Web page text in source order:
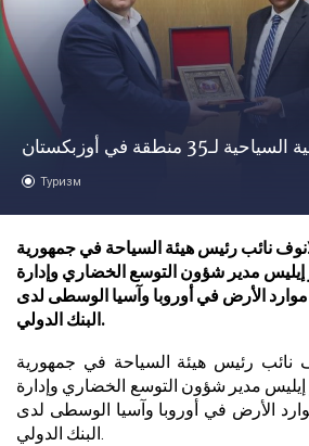
منطقة في أوزبكستان
Туризм
نائب رئيس هيئة السياحة في جمهورية
إيليس مدير شؤون التوسع الخضاري وإدارة
الأرض في أوروبا وآسيا الوسطى لدى
البنك الدولي.
نائب رئيس هيئة السياحة في جمهورية
مدير شؤون التوسع الخضاري وإدارة
الأرض في أوروبا وآسيا الوسطى لدى
البنك الدولي.